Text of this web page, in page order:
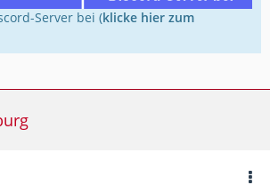
Server bei (klicke hier zum